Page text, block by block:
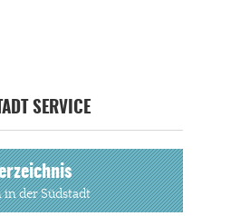
SERVICE
der Südstadt